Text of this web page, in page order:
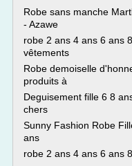
Robe sans manche
- Azawe
robe 2 ans 4 ans 6 ans
vêtements
Robe demoiselle
produits à
Deguisement fille 6 8
chers
Sunny Fashion Robe
ans
robe 2 ans 4 ans 6 ans